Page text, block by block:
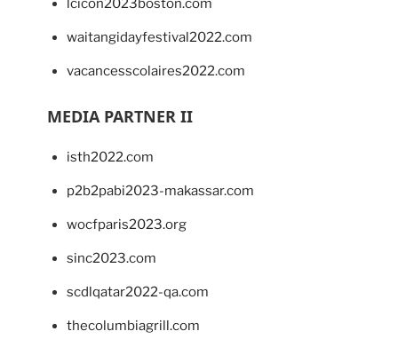
lcicon2023boston.com
waitangidayfestival2022.com
vacancesscolaires2022.com
MEDIA PARTNER II
isth2022.com
p2b2pabi2023-makassar.com
wocfparis2023.org
sinc2023.com
scdlqatar2022-qa.com
thecolumbiagrill.com